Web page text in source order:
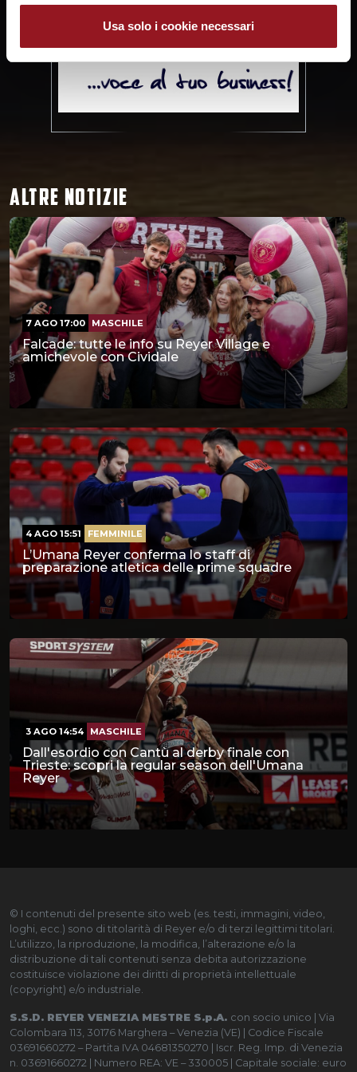
Usa solo i cookie necessari
ALTRE NOTIZIE
Falcade: tutte le info su Reyer Village e
amichevole con Cividale
7 AGO 17:00 MASCHILE
L’Umana Reyer conferma lo staff di
preparazione atletica delle prime squadre
4 AGO 15:51 FEMMINILE
Dall'esordio con Cantù al derby finale con
Trieste: scopri la regular season dell'Umana
Reyer
3 AGO 14:54 MASCHILE
© I contenuti del presente sito web (es. testi, immagini, video,
loghi, ecc.) sono di titolarità di Reyer e/o di terzi legittimi titolari.
L’utilizzo, la riproduzione, la modifica, l’alterazione e/o la
distribuzione di tali contenuti senza debita autorizzazione
costituisce violazione dei diritti di proprietà intellettuale
(copyright) e/o industriale.
S.S.D. REYER VENEZIA MESTRE S.p.A. con socio unico | Via
Colombara 113, 30176 Marghera – Venezia (VE) | Codice Fiscale
03691660272 – Partita IVA 04681350270 | Iscr. Reg. Imp. di Venezia
n. 03691660272 | Numero REA: VE – 330005 | Capitale sociale: euro